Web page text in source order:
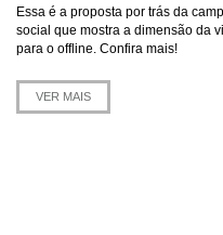
Essa é a proposta por trás da
social que mostra a dimensão da
para o offline. Confira mais!
VER MAIS